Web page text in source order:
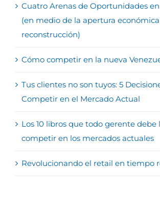
Cuatro Arenas de Oportunidades
(en medio de la apertura
reconstrucción)
Cómo competir en la nueva
Tus clientes no son tuyos: 5
Competir en el Mercado Actual
Los 10 libros que todo gerente debe
competir en los mercados actuales
Revolucionando el retail en tiempo